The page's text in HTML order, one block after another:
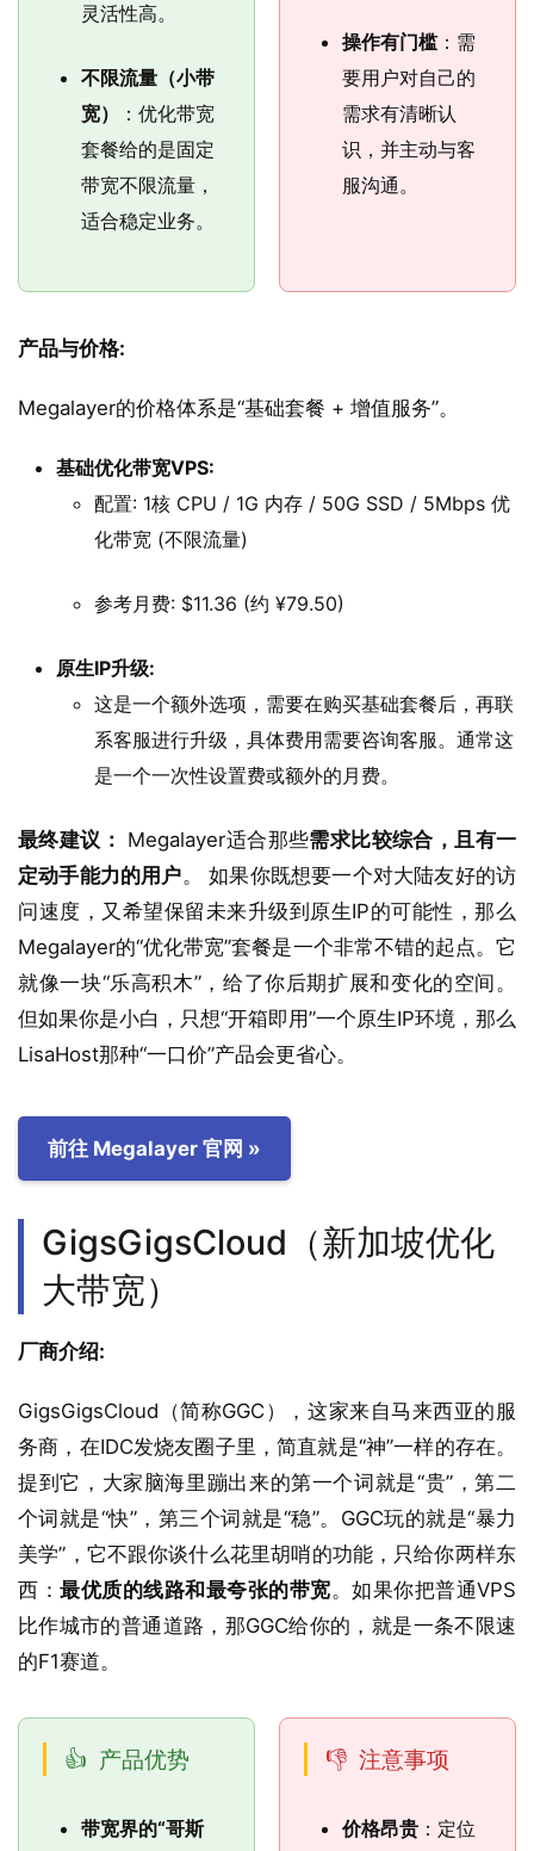
灵活性高。
不限流量（小带
宽）
：优化带宽
套餐给的是固定
带宽不限流量，
适合稳定业务。
操作有门槛：需
要用户对自己的
需求有清晰认
识，并主动与客
服沟通。
产品与价格:
Megalayer的价格体系是“基础套餐 + 增值服务”。
基础优化带宽VPS:
配置: 1核 CPU / 1G 内存 / 50G SSD / 5Mbps 优
化带宽 (不限流量)
参考月费: $11.36 (约 ¥79.50)
原生IP升级:
这是一个额外选项，需要在购买基础套餐后，再联
系客服进行升级，具体费用需要咨询客服。通常这
是一个一次性设置费或额外的月费。
最终建议： Megalayer适合那些需求比较综合，且有一
定动手能力的用户。 如果你既想要一个对大陆友好的访
问速度，又希望保留未来升级到原生IP的可能性，那么
Megalayer的“优化带宽”套餐是一个非常不错的起点。它
就像一块“乐高积木”，给了你后期扩展和变化的空间。
但如果你是小白，只想“开箱即用”一个原生IP环境，那么
LisaHost那种“一口价”产品会更省心。
前往 Megalayer 官网 »
GigsGigsCloud（新加坡优化
大带宽）
厂商介绍:
GigsGigsCloud（简称GGC），这家来自马来西亚的服
务商，在IDC发烧友圈子里，简直就是“神”一样的存在。
提到它，大家脑海里蹦出来的第一个词就是“贵”，第二
个词就是“快”，第三个词就是“稳”。GGC玩的就是“暴力
美学”，它不跟你谈什么花里胡哨的功能，只给你两样东
西： 最优质的线路和最夸张的带宽。如果你把普通VPS
比作城市的普通道路，那GGC给你的，就是一条不限速
的F1赛道。
产品优势
带宽界的“哥斯
注意事项
价格昂贵 ：定位